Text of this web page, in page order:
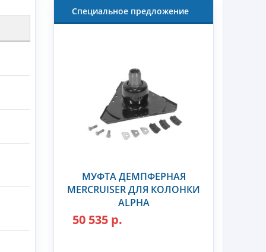
Специальное предложение
МУФТА ДЕМПФЕРНАЯ
MERCRUISER ДЛЯ КОЛОНКИ
ALPHA
50 535 р.